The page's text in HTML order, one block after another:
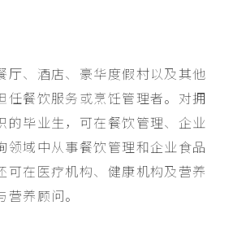
厅、酒店、豪华度假村以及其他
任餐饮服务或烹饪管理者。对拥
的毕业生，可在餐饮管理、企业
领域中从事餐饮管理和企业食品
可在医疗机构、健康机构及营养
养顾问。